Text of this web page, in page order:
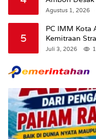
Tunda
Agustus 1, 2026
5
PC IMM Kota
Kemitraan
Bangsa
Juli 3, 2026